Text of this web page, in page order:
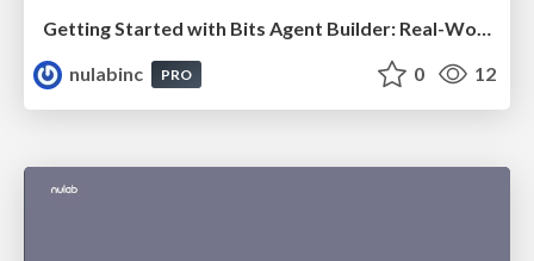
nulabinc
PRO 0 12